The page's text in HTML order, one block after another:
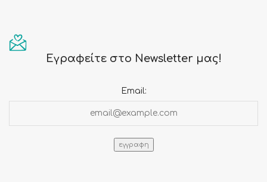
Εγραφείτε στο Newsletter μας!
Email: